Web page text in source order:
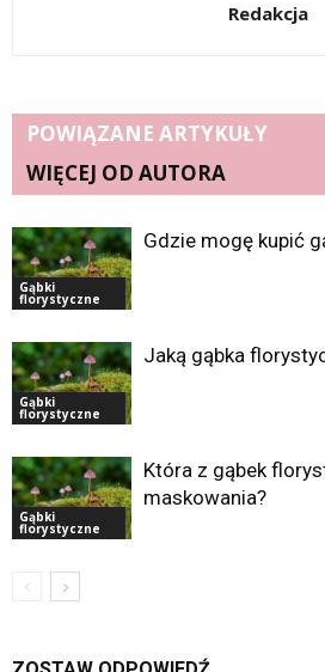
Redakcja
POWIĄZANE ARTYKUŁY
WIĘCEJ OD AUTORA
Gąbki
florystyczne
Gdzie mogę kupić
Gąbki
florystyczne
Jaką gąbka
Gąbki
florystyczne
Która z gąbek
maskowania?